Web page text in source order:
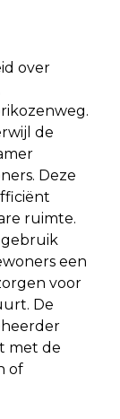
over
de
Deze
ruimte.
gebruik
een
voor
De
met de
of